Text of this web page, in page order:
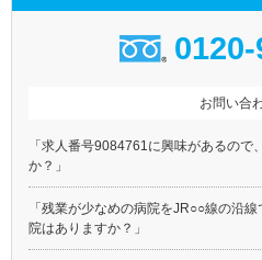
お問い合
「求人番号9084761に興味があるので
か？」
「残業が少なめの病院をJR○○線の沿
院はありますか？」